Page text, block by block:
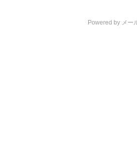
Powered by メー